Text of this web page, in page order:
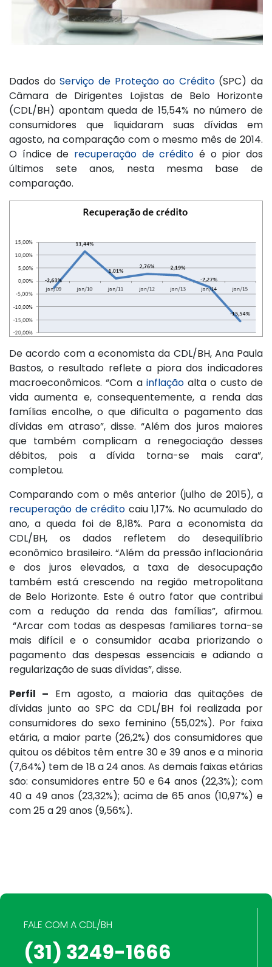
Dados doServiço de Proteção ao Crédito(SPC) da
Câmara de Dirigentes Lojistas de Belo Horizonte
(CDL/BH) apontam queda de 15,54% no número de
consumidores que liquidaram suas dívidas em
agosto, na comparação com o mesmo mês de 2014.
O índice de recuperação de crédito é o pior dos
últimos sete anos, nesta mesma base de
comparação.
De acordo com a economista da CDL/BH, Ana Paula
Bastos, o resultado reflete a piora dos indicadores
macroeconômicos. “Com a inflaçãoalta o custo de
vida aumenta e, consequentemente, a renda das
famílias encolhe, o que dificulta o pagamento das
dívidas em atraso”, disse. “Além dos juros maiores
que também complicam a renegociação desses
débitos, pois a dívida torna-se mais cara”,
completou.
Comparando com o mês anterior (julho de 2015), a
recuperação de crédito caiu 1,17%. No acumulado do
ano, a queda foi de 8,18%. Para a economista da
CDL/BH, os dados refletem do desequilíbrio
econômico brasileiro. “Além da pressão inflacionária
e dos juros elevados, a taxa de desocupação
também está crescendo na região metropolitana
de Belo Horizonte. Este é outro fator que contribui
com a redução da renda das famílias”, afirmou.
“Arcar com todas as despesas familiares torna-se
mais difícil e o consumidor acaba priorizando o
pagamento das despesas essenciais e adiando a
regularização de suas dívidas”, disse.
Perfil – Em agosto, a maioria das quitações de
dívidas junto ao SPC da CDL/BH foi realizada por
consumidores do sexo feminino (55,02%). Por faixa
etária, a maior parte (26,2%) dos consumidores que
quitou os débitos têm entre 30 e 39 anos e a minoria
(7,64%) tem de 18 a 24 anos. As demais faixas etárias
são: consumidores entre 50 e 64 anos (22,3%); com
40 a 49 anos (23,32%); acima de 65 anos (10,97%) e
com 25 a 29 anos (9,56%).
FALE COM A CDL/BH
(31) 3249-1666